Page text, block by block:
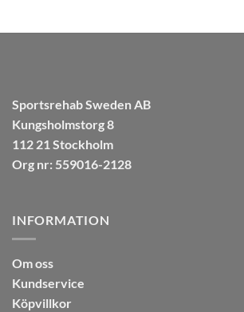
Sportsrehab Sweden AB
Kungsholmstorg 8
112 21 Stockholm
Org nr: 559016-2128
INFORMATION
Om oss
Kundservice
Köpvillkor